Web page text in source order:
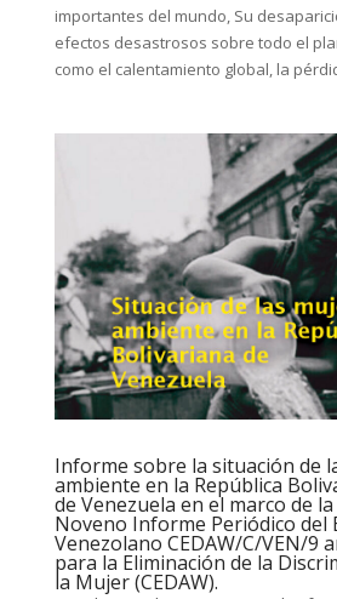
importantes del mundo, Su
efectos desastrosos sobre todo el
como el calentamiento global, la
Informe sobre la situación de
ambiente en la República
de Venezuela en el marco de
Noveno Informe Periódico del
Venezolano CEDAW/C/VEN/9
para la Eliminación de la
la Mujer (CEDAW).